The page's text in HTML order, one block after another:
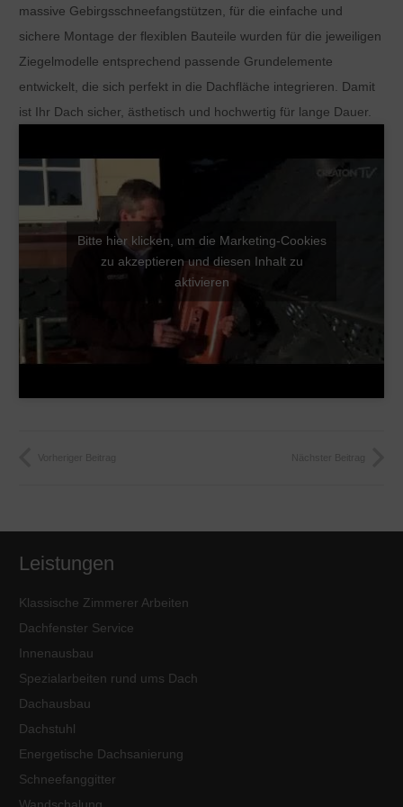
massive Gebirgsschneefangstützen, für die einfache und
sichere Montage der flexiblen Bauteile wurden für die jeweiligen
Ziegelmodelle entsprechend passende Grundelemente
entwickelt, die sich perfekt in die Dachfläche integrieren. Damit
ist Ihr Dach sicher, ästhetisch und hochwertig für lange Dauer.
Bitte hier klicken, um die Marketing-Cookies
zu akzeptieren und diesen Inhalt zu
aktivieren
Leistungen
Klassische Zimmerer Arbeiten
Dachfenster Service
Innenausbau
Spezialarbeiten rund ums Dach
Dachausbau
Dachstuhl
Energetische Dachsanierung
Schneefanggitter
Wandschalung